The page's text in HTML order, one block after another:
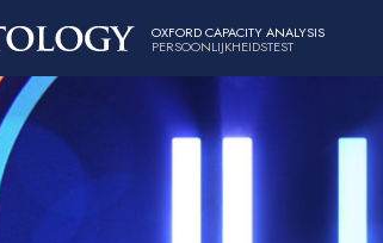
OXFORD CAPACITY ANALYSIS
PERSOONLIJKHEIDSTEST